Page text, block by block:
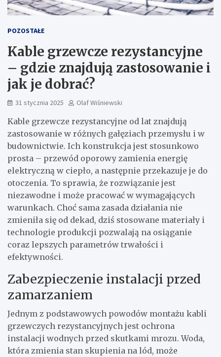
POZOSTAŁE
Kable grzewcze rezystancyjne
– gdzie znajdują zastosowanie i
jak je dobrać?
31 stycznia 2025 Olaf Wiśniewski
Kable grzewcze rezystancyjne od lat znajdują
zastosowanie w różnych gałęziach przemysłu i w
budownictwie. Ich konstrukcja jest stosunkowo
prosta – przewód oporowy zamienia energię
elektryczną w ciepło, a następnie przekazuje je do
otoczenia. To sprawia, że rozwiązanie jest
niezawodne i może pracować w wymagających
warunkach. Choć sama zasada działania nie
zmieniła się od dekad, dziś stosowane materiały i
technologie produkcji pozwalają na osiąganie
coraz lepszych parametrów trwałości i
efektywności.
Zabezpieczenie instalacji przed
zamarzaniem
Jednym z podstawowych powodów montażu kabli
grzewczych rezystancyjnych jest ochrona
instalacji wodnych przed skutkami mrozu. Woda,
która zmienia stan skupienia na lód, może